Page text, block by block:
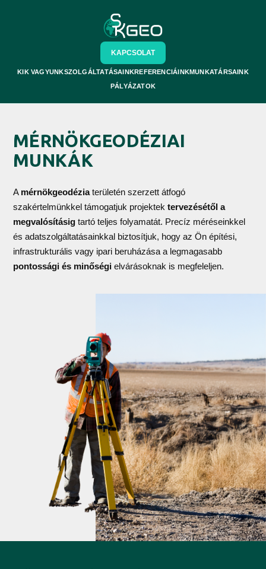
KIK VAGYUNKSZOLGÁLTATÁSAINKREFERENCIÁINKMUNKATÁRSAINK
PÁLYÁZATOK
KAPCSOLAT
MÉRNÖKGEODÉZIAI
MUNKÁK
A mérnökgeodéziaterületén szerzett átfogó
szakértelmünkkel támogatjuk projektek tervezésétől a
megvalósításig tartó teljes folyamatát. Precíz méréseinkkel
és adatszolgáltatásainkkal biztosítjuk, hogy az Ön építési,
infrastrukturális vagy ipari beruházása a legmagasabb
pontossági és minőségi elvárásoknak is megfeleljen.